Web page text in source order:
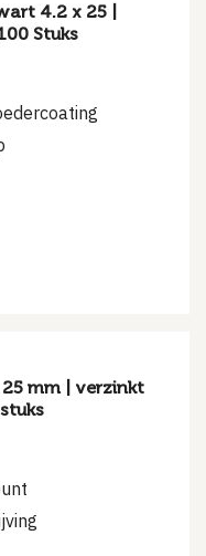
4.2 x 25 |
Stuks
mm | verzinkt
stuks